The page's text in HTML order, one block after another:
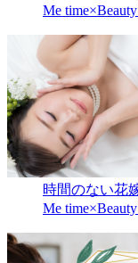
Me
時間のない花
Me